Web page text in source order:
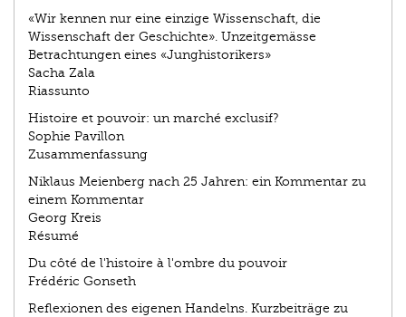
«Wir kennen nur eine einzige Wissenschaft, die
Wissenschaft der Geschichte». Unzeitgemässe
Betrachtungen eines «Junghistorikers»
Sacha Zala
Riassunto
Histoire et pouvoir: un marché exclusif?
Sophie Pavillon
Zusammenfassung
Niklaus Meienberg nach 25 Jahren: ein Kommentar zu
einem Kommentar
Georg Kreis
Résumé
Du côté de l'histoire à l'ombre du pouvoir
Frédéric Gonseth
Reflexionen des eigenen Handelns. Kurzbeiträge zu